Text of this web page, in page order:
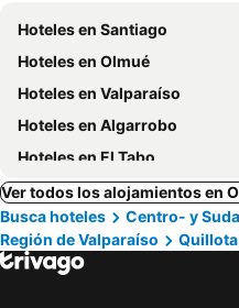
Hoteles en Santiago
Hoteles en Olmué
Hoteles en Valparaíso
Hoteles en Algarrobo
Hoteles en El Tabo
Ver todos los alojamientos en
Busca hoteles
Centro- y
Región de Valparaíso
Quillota